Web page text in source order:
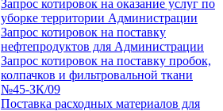
Запрос котировок на оказание услуг по
уборке территории Администрации
Запрос котировок на поставку
нефтепродуктов для Администрации
Запрос котировок на поставку пробок,
колпачков и фильтровальной ткани
№45-ЗК/09
Поставка расходных материалов для